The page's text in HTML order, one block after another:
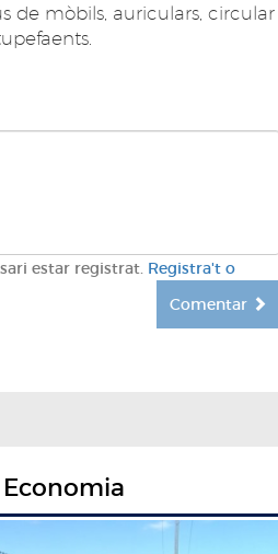
de mòbils, auriculars, circular
estar registrat. Registra't o
Comentar